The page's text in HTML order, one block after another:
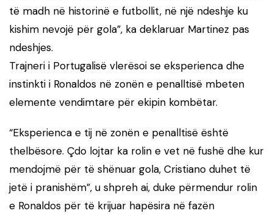
të madh në historinë e futbollit, në një ndeshje ku
kishim nevojë për gola”, ka deklaruar Martinez pas
ndeshjes.
Trajneri i Portugalisë vlerësoi se eksperienca dhe
instinkti i Ronaldos në zonën e penalltisë mbeten
elemente vendimtare për ekipin kombëtar.
“Eksperienca e tij në zonën e penalltisë është
thelbësore. Çdo lojtar ka rolin e vet në fushë dhe kur
mendojmë për të shënuar gola, Cristiano duhet të
jetë i pranishëm”, u shpreh ai, duke përmendur rolin
e Ronaldos për të krijuar hapësira në fazën